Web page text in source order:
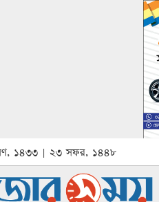
১৪৩৩ | ২৩ সফর, ১৪৪৮